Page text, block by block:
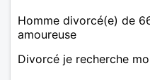
Homme divorcé(e) de
amoureuse
Divorcé je recherche